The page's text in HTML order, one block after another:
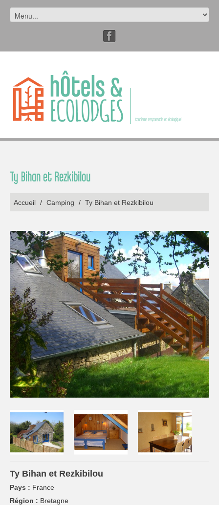
tourisme responsable et écologique!
Ty Bihan et Rezkibilou
Accueil / Camping / Ty Bihan et Rezkibilou
Ty Bihan et Rezkibilou
Pays : France
Région : Bretagne